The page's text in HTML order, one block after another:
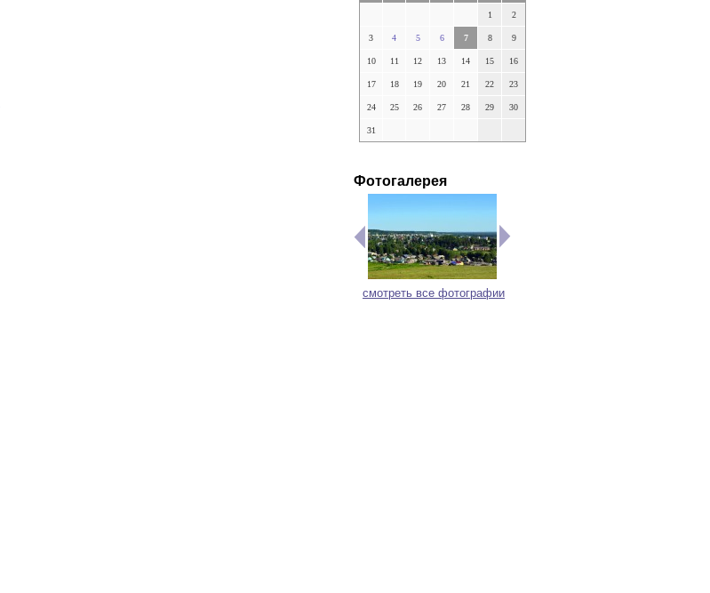
1 2
3 4 5 6 7 8 9
10 11 12 13 14 15 16
17 18 19 20 21 22 23
24 25 26 27 28 29 30
31
Фотогалерея
смотреть все фотографии